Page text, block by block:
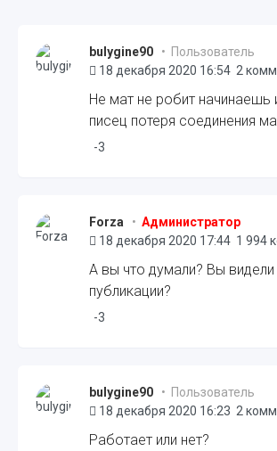
bulygine90
• Пользователь
18 декабря 2020 16:54 2
Не мат не робит начинаешь
писец потеря соединения
-3
Forza • Администратор
18 декабря 2020 17:44 1 994
А вы что думали? Вы видели
публикации?
-3
bulygine90
• Пользователь
18 декабря 2020 16:23 2
Работает или нет?